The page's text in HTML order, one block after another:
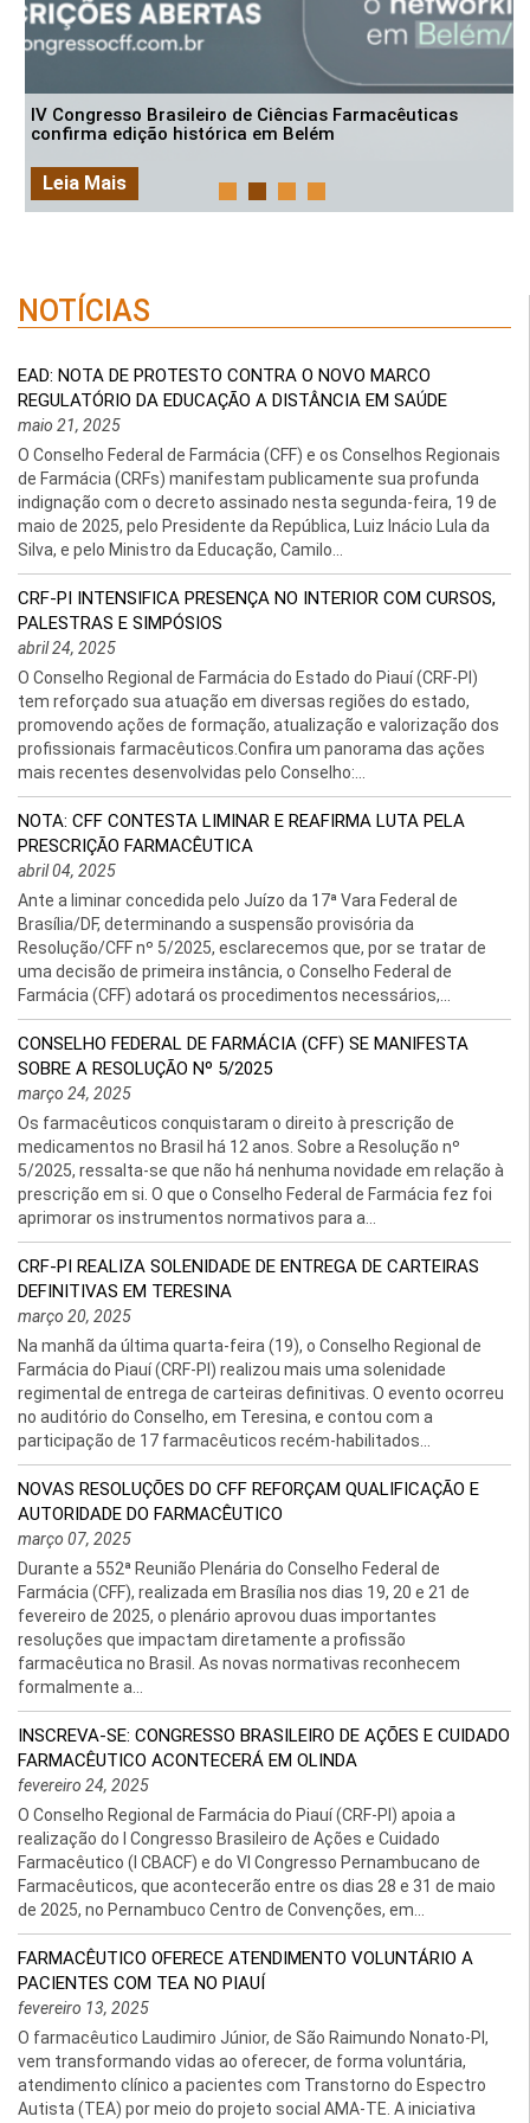
IV Congresso Brasileiro de Ciências Farmacêuticas
confirma edição histórica em Belém
Leia Mais
NOTÍCIAS
EAD: NOTA DE PROTESTO CONTRA O NOVO MARCO
REGULATÓRIO DA EDUCAÇÃO A DISTÂNCIA EM SAÚDE
maio 21, 2025
O Conselho Federal de Farmácia (CFF) e os Conselhos Regionais
de Farmácia (CRFs) manifestam publicamente sua profunda
indignação com o decreto assinado nesta segunda-feira, 19 de
maio de 2025, pelo Presidente da República, Luiz Inácio Lula da
Silva, e pelo Ministro da Educação, Camilo...
CRF-PI INTENSIFICA PRESENÇA NO INTERIOR COM CURSOS,
PALESTRAS E SIMPÓSIOS
abril 24, 2025
O Conselho Regional de Farmácia do Estado do Piauí (CRF-PI)
tem reforçado sua atuação em diversas regiões do estado,
promovendo ações de formação, atualização e valorização dos
profissionais farmacêuticos.Confira um panorama das ações
mais recentes desenvolvidas pelo Conselho:...
NOTA: CFF CONTESTA LIMINAR E REAFIRMA LUTA PELA
PRESCRIÇÃO FARMACÊUTICA
abril 04, 2025
Ante a liminar concedida pelo Juízo da 17ª Vara Federal de
Brasília/DF, determinando a suspensão provisória da
Resolução/CFF nº 5/2025, esclarecemos que, por se tratar de
uma decisão de primeira instância, o Conselho Federal de
Farmácia (CFF) adotará os procedimentos necessários,...
CONSELHO FEDERAL DE FARMÁCIA (CFF) SE MANIFESTA
SOBRE A RESOLUÇÃO Nº 5/2025
março 24, 2025
Os farmacêuticos conquistaram o direito à prescrição de
medicamentos no Brasil há 12 anos. Sobre a Resolução nº
5/2025, ressalta-se que não há nenhuma novidade em relação à
prescrição em si. O que o Conselho Federal de Farmácia fez foi
aprimorar os instrumentos normativos para a...
CRF-PI REALIZA SOLENIDADE DE ENTREGA DE CARTEIRAS
DEFINITIVAS EM TERESINA
março 20, 2025
Na manhã da última quarta-feira (19), o Conselho Regional de
Farmácia do Piauí (CRF-PI) realizou mais uma solenidade
regimental de entrega de carteiras definitivas. O evento ocorreu
no auditório do Conselho, em Teresina, e contou com a
participação de 17 farmacêuticos recém-habilitados...
NOVAS RESOLUÇÕES DO CFF REFORÇAM QUALIFICAÇÃO E
AUTORIDADE DO FARMACÊUTICO
março 07, 2025
Durante a 552ª Reunião Plenária do Conselho Federal de
Farmácia (CFF), realizada em Brasília nos dias 19, 20 e 21 de
fevereiro de 2025, o plenário aprovou duas importantes
resoluções que impactam diretamente a profissão
farmacêutica no Brasil. As novas normativas reconhecem
formalmente a...
INSCREVA-SE: CONGRESSO BRASILEIRO DE AÇÕES E CUIDADO
FARMACÊUTICO ACONTECERÁ EM OLINDA
fevereiro 24, 2025
O Conselho Regional de Farmácia do Piauí (CRF-PI) apoia a
realização do I Congresso Brasileiro de Ações e Cuidado
Farmacêutico (I CBACF) e do VI Congresso Pernambucano de
Farmacêuticos, que acontecerão entre os dias 28 e 31 de maio
de 2025, no Pernambuco Centro de Convenções, em...
FARMACÊUTICO OFERECE ATENDIMENTO VOLUNTÁRIO A
PACIENTES COM TEA NO PIAUÍ
fevereiro 13, 2025
O farmacêutico Laudimiro Júnior, de São Raimundo Nonato-PI,
vem transformando vidas ao oferecer, de forma voluntária,
atendimento clínico a pacientes com Transtorno do Espectro
Autista (TEA) por meio do projeto social AMA-TE. A iniciativa